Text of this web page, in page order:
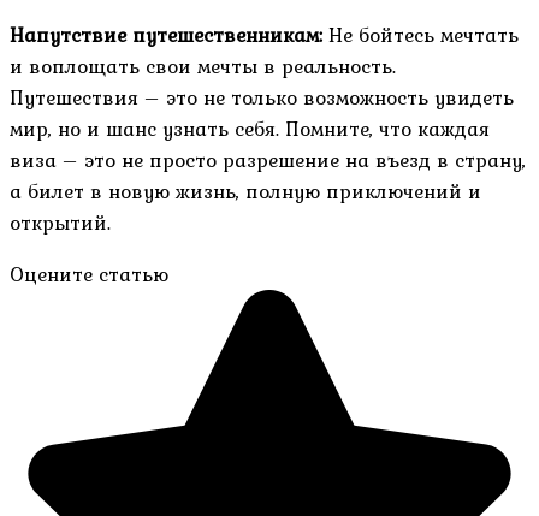
Напутствие путешественникам:Не бойтесь мечтать
и воплощать свои мечты в реальность.
Путешествия – это не только возможность увидеть
мир, но и шанс узнать себя. Помните, что каждая
виза – это не просто разрешение на въезд в страну,
а билет в новую жизнь, полную приключений и
открытий.
Оцените статью